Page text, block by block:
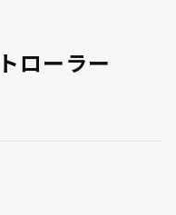
ローラー